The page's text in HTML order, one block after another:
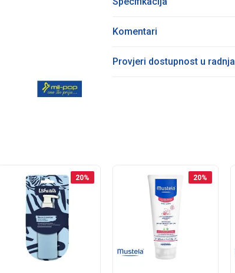
Komentari
Provjeri dostupnost u
20% 20%